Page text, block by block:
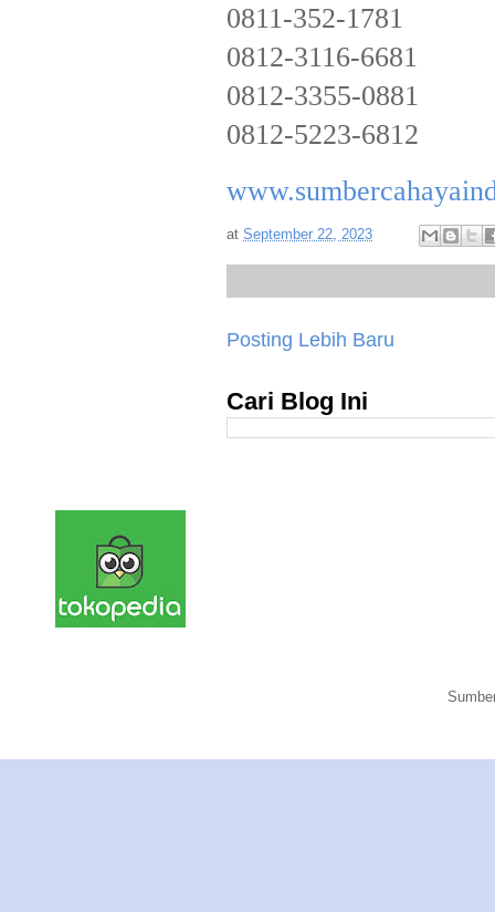
0811-352-1781
0812-3116-6681
0812-3355-0881
0812-5223-6812
at September 22, 2023
Posting Lebih Baru
Cari Blog Ini